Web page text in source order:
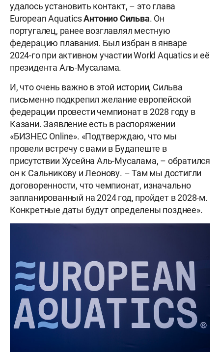
удалось установить контакт, – это глава
European AquaticsАнтониоСильва. Он
португалец, ранее возглавлял местную
федерацию плавания. Был избран в январе
2024-го при активном участии World Aquatics и еë
президента Аль-Мусалама.
И, что очень важно в этой истории, Сильва
письменно подкрепил желание европейской
федерации провести чемпионат в 2028 году в
Казани. Заявление есть в распоряжении
«БИЗНЕС Online». «Подтверждаю, что мы
провели встречу с вами в Будапеште в
присутствии Хусейна Аль-Мусалама, – обратился
он к Сальникову и Леонову. – Там мы достигли
договоренности, что чемпионат, изначально
запланированный на 2024 год, пройдет в 2028-м.
Конкретные даты будут определены позднее».